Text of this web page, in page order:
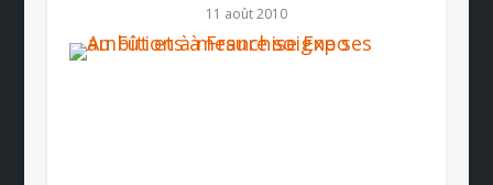
11 août 2010